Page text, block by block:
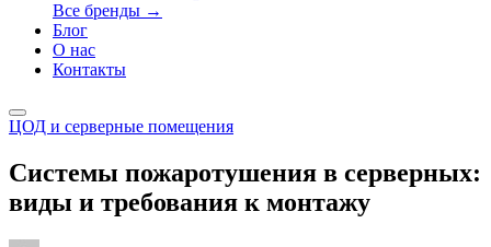
Все бренды →
Блог
О нас
Контакты
ЦОД и серверные помещения
Системы пожаротушения в серверных:
виды и требования к монтажу